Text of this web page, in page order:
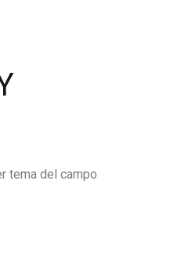
tema del campo